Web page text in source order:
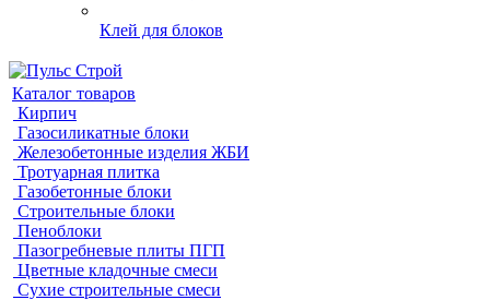
Клей для блоков
Каталог товаров
Кирпич
Газосиликатные блоки
Железобетонные изделия ЖБИ
Тротуарная плитка
Газобетонные блоки
Строительные блоки
Пеноблоки
Пазогребневые плиты ПГП
Цветные кладочные смеси
Сухие строительные смеси